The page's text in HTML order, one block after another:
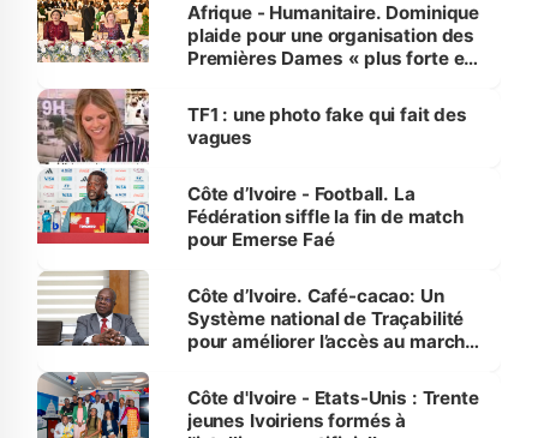
Afrique - Humanitaire. Dominique
plaide pour une organisation des
Premières Dames « plus forte et
sur la scène internationale »
TF1 : une photo fake qui fait des
vagues
Côte d’Ivoire - Football. La
Fédération siffle la fin de match
pour Emerse Faé
Côte d’Ivoire. Café-cacao: Un
Système national de Traçabilité
pour améliorer l’accès au marché
Côte d'Ivoire - Etats-Unis : Trente
jeunes Ivoiriens formés à